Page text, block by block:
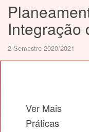
Integração
2 Semestre 2020/2021
Ver Mais
Práticas